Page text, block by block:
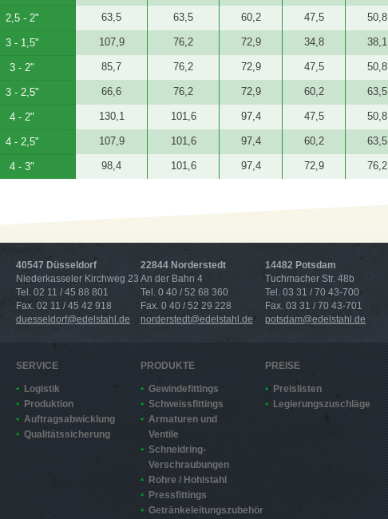
2,5 - 2" 63,5 63,5 60,2 47,5 50,8
3 - 1,5" 107,9 76,2 72,9 34,8 38,1
3 - 2" 85,7 76,2 72,9 47,5 50,8
3 - 2,5" 66,6 76,2 72,9 60,2 63,5
4 - 2" 130,1 101,6 97,4 47,5 50,8
4 - 2,5" 107,9 101,6 97,4 60,2 63,5
4 - 3" 98,4 101,6 97,4 72,9 76,2
40547 Düsseldorf
Niederkasseler Kirchweg 23
Tel. 02 11 / 45 88 801
Fax. 02 11 / 45 42 918
duesseldorf@edelstahl.de
22844 Norderstedt
An der Bahn 4
Tel. 0 40 / 52 68 360
Fax. 0 40 / 52 29 228
norderstedt@edelstahl.de
14482 Potsdam
Tuchmacher Str. 48b
Tel. 03 31 / 70 43-700
Fax. 03 31 / 70 43-701
potsdam@edelstahl.de
SERVICE
Logistik
Produktion
Auftragsabwicklung
Qualitätssicherung
PRODUKTE
Gewindefittings
Schweissfittings
Armaturen und
Ventile
Schneidring-
Verschraubungen
Rohre / Hohlstahl
Pressfittings
Getränkeleitungszubehör
PREISE
Preislisten
Legierungszuschläge